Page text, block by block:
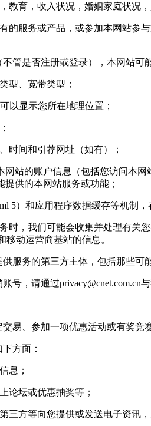
育，收入状况，婚姻家庭状况，
服务或产品，或参加本网站参
是否注册或登录），本网站可
、宽带类型；
以显示您所在地理位置；
间和引荐网址（如有）；
站的账户信息（包括您访问本网
提供的本网站服务或功能；
）和应用程序数据缓存等机制，
，我们可能会收集并处理有关
动运营商基站的信息。
务的第三方主体，包括那些可
号，请通过privacy@cnet.com.cn
、参加一项优惠活动或有奖竞
方面：
息；
坛或优惠抽奖等；
方等向您提供或发送电子资讯，